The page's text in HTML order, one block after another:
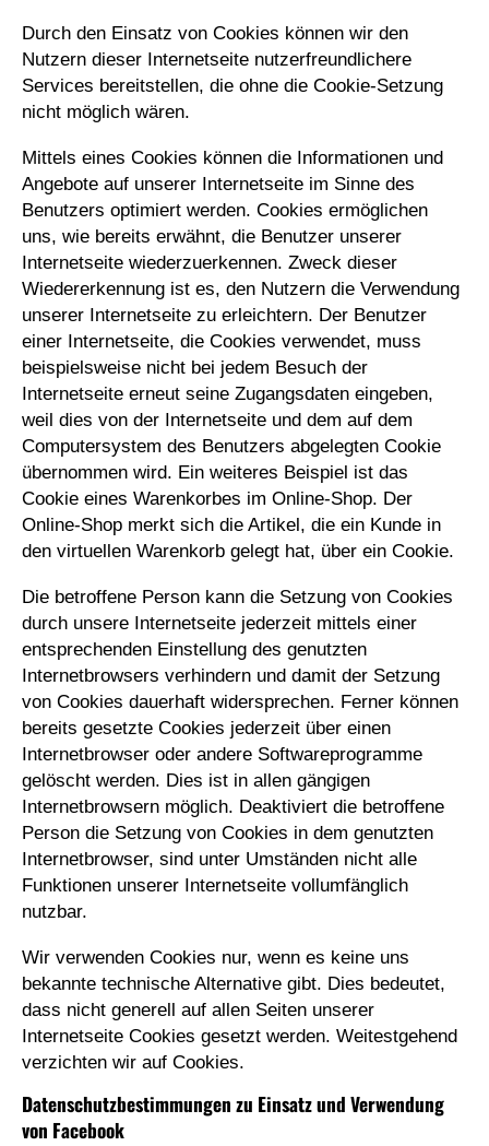
Durch den Einsatz von Cookies können wir den
Nutzern dieser Internetseite nutzerfreundlichere
Services bereitstellen, die ohne die Cookie-Setzung
nicht möglich wären.
Mittels eines Cookies können die Informationen und
Angebote auf unserer Internetseite im Sinne des
Benutzers optimiert werden. Cookies ermöglichen
uns, wie bereits erwähnt, die Benutzer unserer
Internetseite wiederzuerkennen. Zweck dieser
Wiedererkennung ist es, den Nutzern die Verwendung
unserer Internetseite zu erleichtern. Der Benutzer
einer Internetseite, die Cookies verwendet, muss
beispielsweise nicht bei jedem Besuch der
Internetseite erneut seine Zugangsdaten eingeben,
weil dies von der Internetseite und dem auf dem
Computersystem des Benutzers abgelegten Cookie
übernommen wird. Ein weiteres Beispiel ist das
Cookie eines Warenkorbes im Online-Shop. Der
Online-Shop merkt sich die Artikel, die ein Kunde in
den virtuellen Warenkorb gelegt hat, über ein Cookie.
Die betroffene Person kann die Setzung von Cookies
durch unsere Internetseite jederzeit mittels einer
entsprechenden Einstellung des genutzten
Internetbrowsers verhindern und damit der Setzung
von Cookies dauerhaft widersprechen. Ferner können
bereits gesetzte Cookies jederzeit über einen
Internetbrowser oder andere Softwareprogramme
gelöscht werden. Dies ist in allen gängigen
Internetbrowsern möglich. Deaktiviert die betroffene
Person die Setzung von Cookies in dem genutzten
Internetbrowser, sind unter Umständen nicht alle
Funktionen unserer Internetseite vollumfänglich
nutzbar.
Wir verwenden Cookies nur, wenn es keine uns
bekannte technische Alternative gibt. Dies bedeutet,
dass nicht generell auf allen Seiten unserer
Internetseite Cookies gesetzt werden. Weitestgehend
verzichten wir auf Cookies.
Datenschutzbestimmungen zu Einsatz und Verwendung
von Facebook